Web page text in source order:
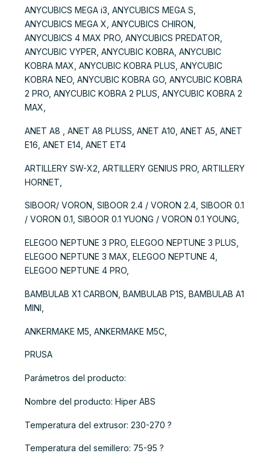
ANYCUBICS MEGA i3, ANYCUBICS MEGA S,
ANYCUBICS MEGA X, ANYCUBICS CHIRON,
ANYCUBICS 4 MAX PRO, ANYCUBICS PREDATOR,
ANYCUBIC VYPER, ANYCUBIC KOBRA, ANYCUBIC
KOBRA MAX, ANYCUBIC KOBRA PLUS, ANYCUBIC
KOBRA NEO, ANYCUBIC KOBRA GO, ANYCUBIC KOBRA
2 PRO, ANYCUBIC KOBRA 2 PLUS, ANYCUBIC KOBRA 2
MAX,
ANET A8 , ANET A8 PLUSS, ANET A10, ANET A5, ANET
E16, ANET E14, ANET ET4
ARTILLERY SW-X2, ARTILLERY GENIUS PRO, ARTILLERY
HORNET,
SIBOOR/ VORON, SIBOOR 2.4 / VORON 2.4, SIBOOR 0.1
/ VORON 0.1, SIBOOR 0.1 YUONG / VORON 0.1 YOUNG,
ELEGOO NEPTUNE 3 PRO, ELEGOO NEPTUNE 3 PLUS,
ELEGOO NEPTUNE 3 MAX, ELEGOO NEPTUNE 4,
ELEGOO NEPTUNE 4 PRO,
BAMBULAB X1 CARBON, BAMBULAB P1S, BAMBULAB A1
MINI,
ANKERMAKE M5, ANKERMAKE M5C,
PRUSA
Parámetros del producto:
Nombre del producto: Hiper ABS
Temperatura del extrusor: 230-270 ?
Temperatura del semillero: 75-95 ?